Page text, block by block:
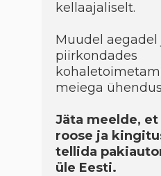
kellaajaliselt.
Muudel aegadel
piirkondades
meiega
Jäta meelde,
roose ja
tellida
üle Eesti.